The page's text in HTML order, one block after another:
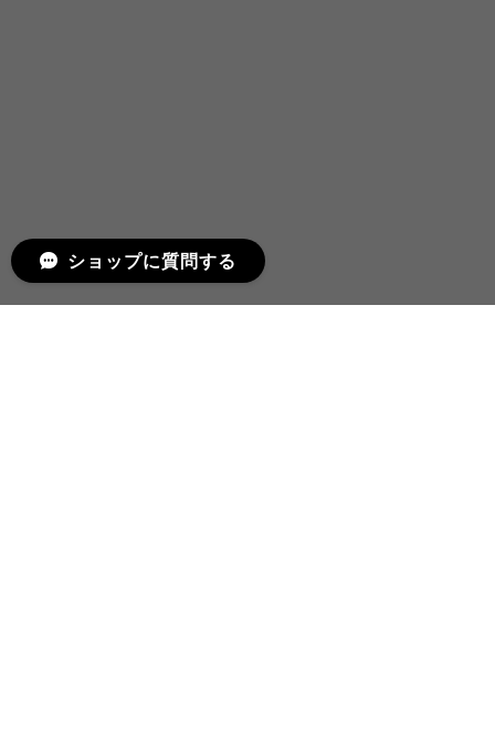
ショップに質問する